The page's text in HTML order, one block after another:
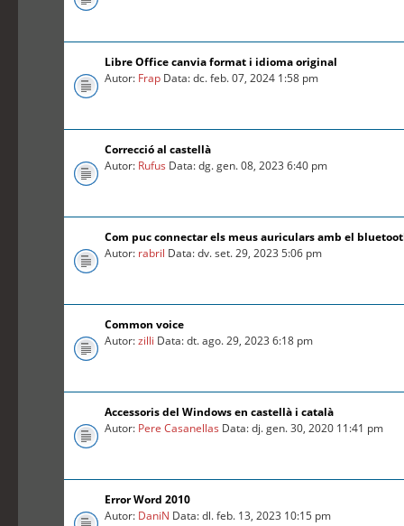
Libre Office canvia format i idioma original
Autor: Frap Data: dc. feb. 07, 2024 1:58 pm
Correcció al castellà
Autor: Rufus Data: dg. gen. 08, 2023 6:40 pm
Com puc connectar els meus auriculars amb el
Autor: rabril Data: dv. set. 29, 2023 5:06 pm
Common voice
Autor:zilli Data: dt. ago. 29, 2023 6:18 pm
Accessoris del Windows en castellà i català
Autor: Pere Casanellas Data: dj. gen. 30, 2020 11:41 pm
Error Word 2010
Autor: DaniN Data: dl. feb. 13, 2023 10:15 pm